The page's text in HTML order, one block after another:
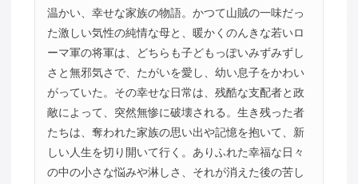
温かい、幸せな家族の物語。かつて山賊の一味だっ
た激しい気性の純情な母と、暖かくのんきな若いロ
ーマ軍の将軍は、どちらも子どもっぽいみずみずし
さと無邪気さで、たがいを愛し、幼い息子をかわい
がっていた。その幸せな日常は、残酷な支配者と政
敵によって、突然無惨に破壊される。生き残った者
たちは、奪われた家族の思い出や記憶を抱いて、新
しい人生を切り開いて行く。ありふれた幸福な日々
の中の小さな悩みや淋しさ、それが消えた後の苦し